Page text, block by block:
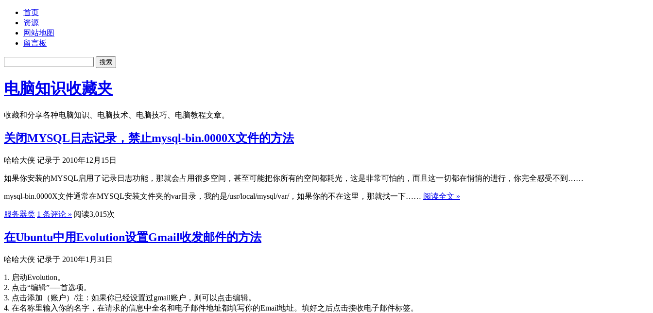
首页
资源
网站地图
留言板
电脑知识收藏夹
收藏和分享各种电脑知识、电脑技术、电脑技巧、电脑教程文章。
关闭MYSQL日志记录，禁止mysql-bin.0000X文件的方法
哈哈大侠 记录于 2010年12月15日
如果你安装的MYSQL启用了记录日志功能，那就会占用很多空间，甚至可能把你所有的空间都耗光，这是非常可怕的，而且这一切都在悄悄的进行，你完全感受不到……
mysql-bin.0000X文件通常在MYSQL安装文件夹的var目录，我的是/usr/local/mysql/var/，如果你的不在这里，那就找一下…… 阅读全文 »
服务器类 1 条评论 » 阅读3,015次
在Ubuntu中用Evolution设置Gmail收发邮件的方法
哈哈大侠 记录于 2010年1月31日
1. 启动Evolution。
2. 点击“编辑”──首选项。
3. 点击添加（账户）/注：如果你已经设置过gmail账户，则可以点击编辑。
4. 在名称里输入你的名字，在请求的信息中全名和电子邮件地址都填写你的Email地址。填好之后点击接收电子邮件标签。